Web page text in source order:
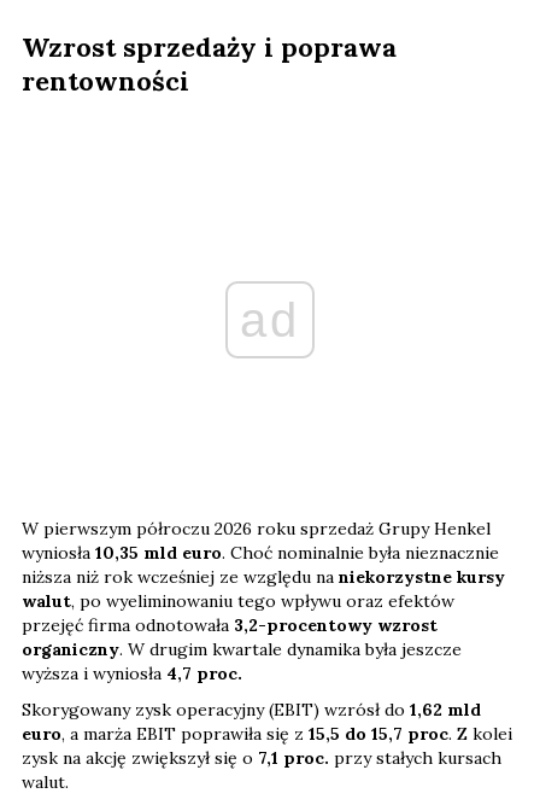
Wzrost sprzedaży i poprawa
rentowności
ad
W pierwszym półroczu 2026 roku sprzedaż Grupy Henkel
wyniosła 10,35 mld euro. Choć nominalnie była nieznacznie
niższa niż rok wcześniej ze względu na niekorzystne kursy
walut, po wyeliminowaniu tego wpływu oraz efektów
przejęć firma odnotowała 3,2-procentowy wzrost
organiczny. W drugim kwartale dynamika była jeszcze
wyższa i wyniosła 4,7 proc.
Skorygowany zysk operacyjny (EBIT) wzrósł do 1,62 mld
euro, a marża EBIT poprawiła się z 15,5 do 15,7 proc. Z kolei
zysk na akcję zwiększył się o 7,1 proc. przy stałych kursach
walut.